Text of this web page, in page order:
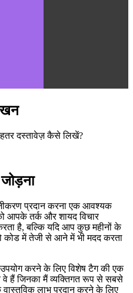
दस्तावेज़ कैसे लिखें?
प्रदान करना एक आवश्यक
आपके तर्क और शायद विचार
है, बल्कि यदि आप कुछ महीनों के
कोड में तेजी से आने में भी मदद करता